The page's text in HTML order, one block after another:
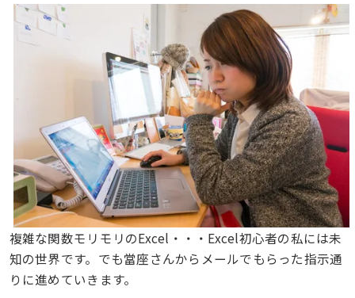
複雑な関数モリモリのExcel・・・Excel初心者の私には未
知の世界です。でも當座さんからメールでもらった指示通
りに進めていきます。